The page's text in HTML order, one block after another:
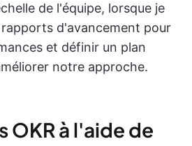
de l'équipe, lorsque je
d'avancement pour
et définir un plan
notre approche.
OKR à l'aide de